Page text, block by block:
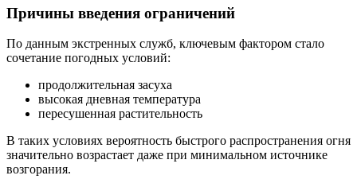
Причины введения ограничений
По данным экстренных служб, ключевым фактором стало
сочетание погодных условий:
продолжительная засуха
высокая дневная температура
пересушенная растительность
В таких условиях вероятность быстрого распространения огня
значительно возрастает даже при минимальном источнике
возгорания.